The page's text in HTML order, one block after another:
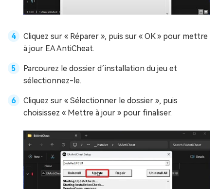
Cliquez sur « Réparer », puis sur « OK » pour mettre
à jour EA AntiCheat.
Parcourez le dossier d’installation du jeu et
sélectionnez-le.
Cliquez sur « Sélectionner le dossier », puis
choisissez « Mettre à jour » pour finaliser.